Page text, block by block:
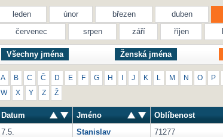
leden únor březen duben
červenec
srpen září říjen
Všechny jména Ženská jména
A B C Č D E F G H J K M N O P
W X Y Z Ž
Datum Jméno Oblíbenost
7.5.
Stanislav 71277